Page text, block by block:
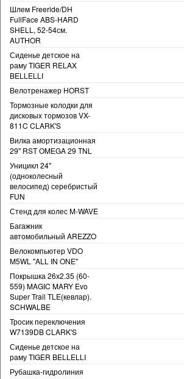
Шлем Freeride/DH
FullFace ABS-HARD
SHELL, 52-54см.
AUTHOR
Сиденье детское на
раму TIGER RELAX
BELLELLI
Велотренажер HORST
Тормозные колодки для
дисковых тормозов VX-
811C CLARK'S
Вилка амортизационная
29" RST OMEGA 29 TNL
Уницикл 24"
(одноколесный
велосипед) серебристый
FUN
Стенд для колес M-WAVE
Багажник
автомобильный AREZZO
Велокомпьютер VDO
M5WL "ALL IN ONE"
Покрышка 26x2.35 (60-
559) MAGIC MARY Evo
Super Trail TLE(кевлар).
SCHWALBE
Тросик переключения
W7139DB CLARK'S
Сиденье детское на
раму TIGER BELLELLI
Рубашка-гидролиния